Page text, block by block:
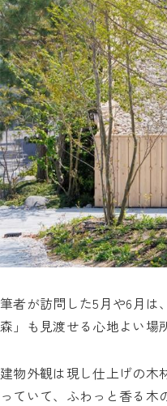
筆者が訪問した5月や6月
森」も見渡せる心地よい場
建物外観は現し仕上げの木
っていて、ふわっと香る